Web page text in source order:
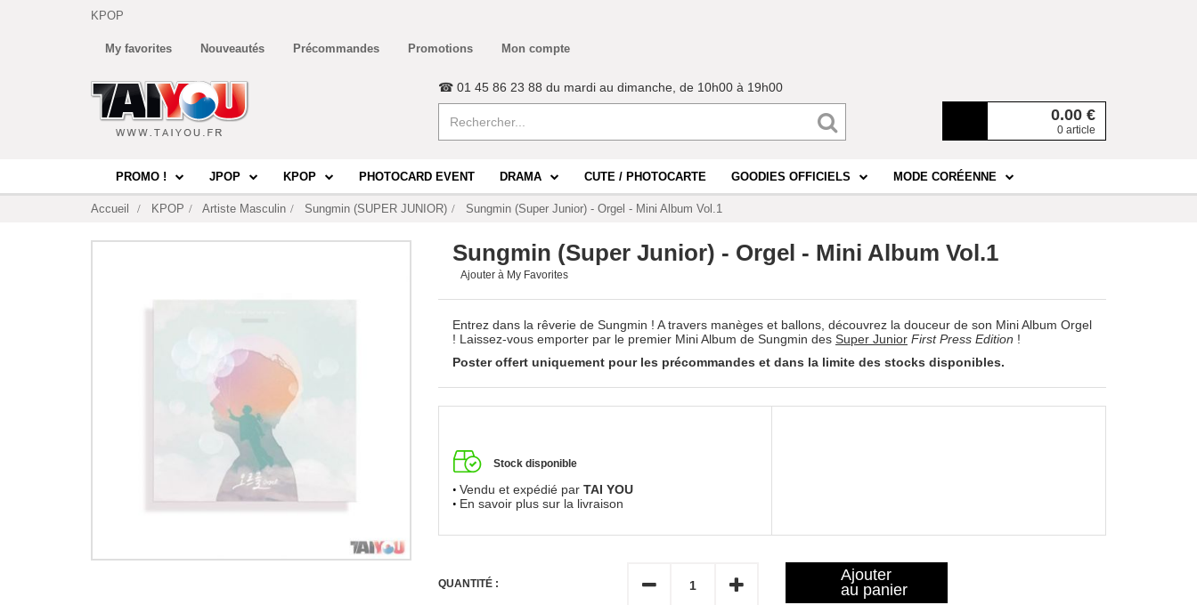
KPOP
My favorites Nouveautés Précommandes Promotions Mon compte
0.00 €
0 article
☎ 01 45 86 23 88 du mardi au dimanche, de 10h00 à 19h00
PROMO ! JPOP KPOP PHOTOCARD EVENT DRAMA CUTE / PHOTOCARTE GOODIES OFFICIELS MODE CORÉENNE
Accueil KPOP Artiste Masculin Sungmin (SUPER JUNIOR) Sungmin (Super Junior) - Orgel - Mini Album Vol.1
Sungmin (Super Junior) - Orgel - Mini Album Vol.1
Ajouter à My Favorites
Entrez dans la rêverie de Sungmin ! A travers manèges et ballons, découvrez la douceur de son Mini Album Orgel
! Laissez-vous emporter par le premier Mini Album de Sungmin des Super Junior First Press Edition !
Poster offert uniquement pour les précommandes et dans la limite des stocks disponibles.
Stock disponible
Vendu et expédié par TAI YOU
En savoir plus sur la livraison
QUANTITÉ :
Ajouter
au panier